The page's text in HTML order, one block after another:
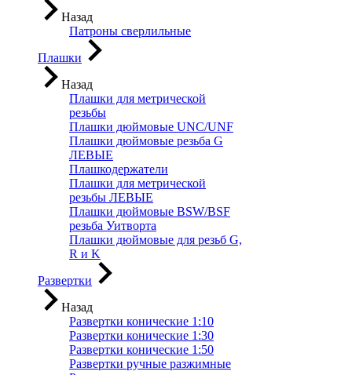
Назад
Патроны сверлильные
Плашки
Назад
Плашки для метрической
резьбы
Плашки дюймовые UNC/UNF
Плашки дюймовые резьба G
ЛЕВЫЕ
Плашкодержатели
Плашки для метрической
резьбы ЛЕВЫЕ
Плашки дюймовые BSW/BSF
резьба Уитворта
Плашки дюймовые для резьб G,
R и K
Развертки
Назад
Развертки конические 1:10
Развертки конические 1:30
Развертки конические 1:50
Развертки ручные разжимные